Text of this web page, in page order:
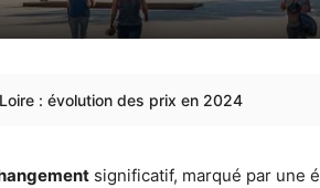
: évolution des prix en 2024
significatif, marqué par une